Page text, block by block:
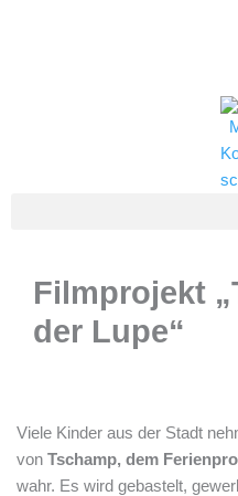
Filmprojekt
der Lupe“
Viele Kinder aus der Stadt
von Tschamp, dem
wahr. Es wird gebastelt,